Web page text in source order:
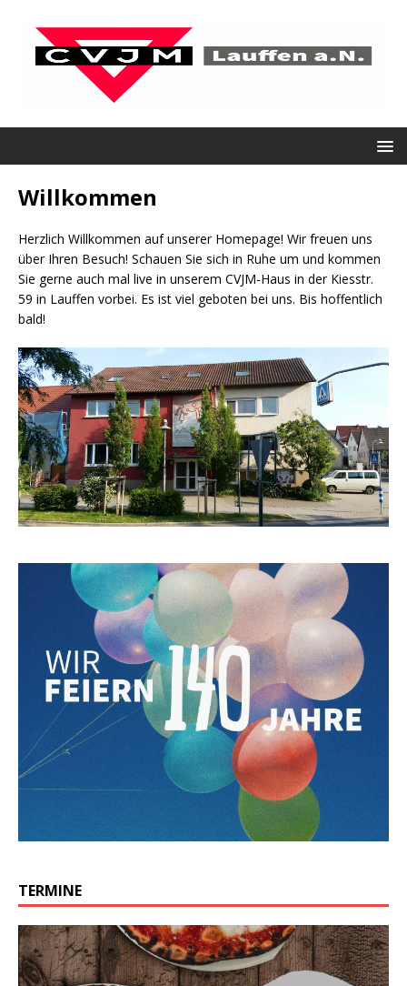
Willkommen
Herzlich Willkommen auf unserer Homepage! Wir freuen uns
über Ihren Besuch! Schauen Sie sich in Ruhe um und kommen
Sie gerne auch mal live in unserem CVJM-Haus in der Kiesstr.
59 in Lauffen vorbei. Es ist viel geboten bei uns. Bis hoffentlich
bald!
TERMINE